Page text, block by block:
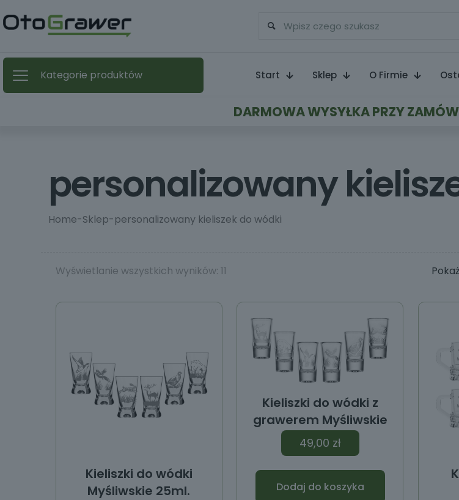
Kategorie produktów Start Sklep O Firmie
DARMOWA WYSYŁKA PRZY
personalizowany
Home-Sklep-personalizowany kieliszek do wódki
Wyświetlanie wszystkich wyników: 11
Kieliszki do wódki
Myśliwskie 25ml.
Kieliszki do wódki z
grawerem Myśliwskie
49,00 zł
Dodaj do koszyka